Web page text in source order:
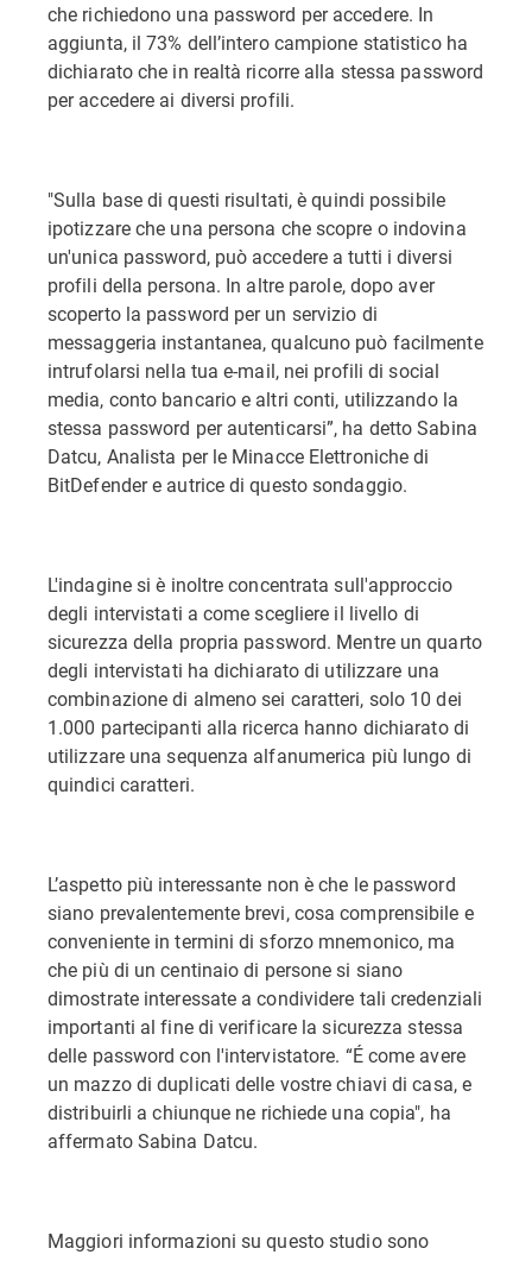
che richiedono una password per accedere. In
aggiunta, il 73% dell’intero campione statistico ha
dichiarato che in realtà ricorre alla stessa password
per accedere ai diversi profili.
"Sulla base di questi risultati, è quindi possibile
ipotizzare che una persona che scopre o indovina
un'unica password, può accedere a tutti i diversi
profili della persona. In altre parole, dopo aver
scoperto la password per un servizio di
messaggeria instantanea, qualcuno può facilmente
intrufolarsi nella tua e-mail, nei profili di social
media, conto bancario e altri conti, utilizzando la
stessa password per autenticarsi”, ha detto Sabina
Datcu, Analista per le Minacce Elettroniche di
BitDefender e autrice di questo sondaggio.
L'indagine si è inoltre concentrata sull'approccio
degli intervistati a come scegliere il livello di
sicurezza della propria password. Mentre un quarto
degli intervistati ha dichiarato di utilizzare una
combinazione di almeno sei caratteri, solo 10 dei
1.000 partecipanti alla ricerca hanno dichiarato di
utilizzare una sequenza alfanumerica più lungo di
quindici caratteri.
L’aspetto più interessante non è che le password
siano prevalentemente brevi, cosa comprensibile e
conveniente in termini di sforzo mnemonico, ma
che più di un centinaio di persone si siano
dimostrate interessate a condividere tali credenziali
importanti al fine di verificare la sicurezza stessa
delle password con l'intervistatore. “É come avere
un mazzo di duplicati delle vostre chiavi di casa, e
distribuirli a chiunque ne richiede una copia", ha
affermato Sabina Datcu.
Maggiori informazioni su questo studio sono